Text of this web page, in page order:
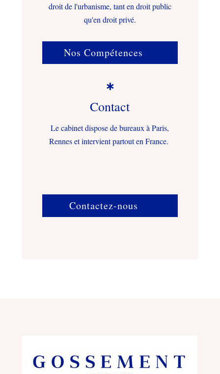
droit de l'urbanisme, tant en droit public
qu'en droit privé.
Nos Compétences

Contact
Le cabinet dispose de bureaux à Paris,
Rennes et intervient partout en France.
Contactez-nous